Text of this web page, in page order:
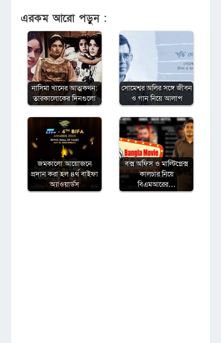
এরকম আরো পড়ুন :
নাসিমা খানের আত্মকথন:
তারকালোকের দিনগুলো
সোমেশ্বর অলির সঙ্গে জীবন
ও গান নিয়ে আলাপ
জমকালো আয়োজনে
প্রদান করা হল ৪র্থ বাইফা
অ্যাওয়ার্ডস
বক্স অফিস ও মাল্টিপ্লেক্স
কালচার নিয়ে
বিএমআরের…